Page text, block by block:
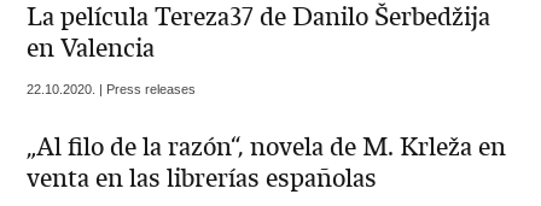
La película Tereza37 de Danilo Šerbedžija
en Valencia
22.10.2020. | Press releases
„Al filo de la razón“, novela de M. Krleža en
venta en las librerías españolas